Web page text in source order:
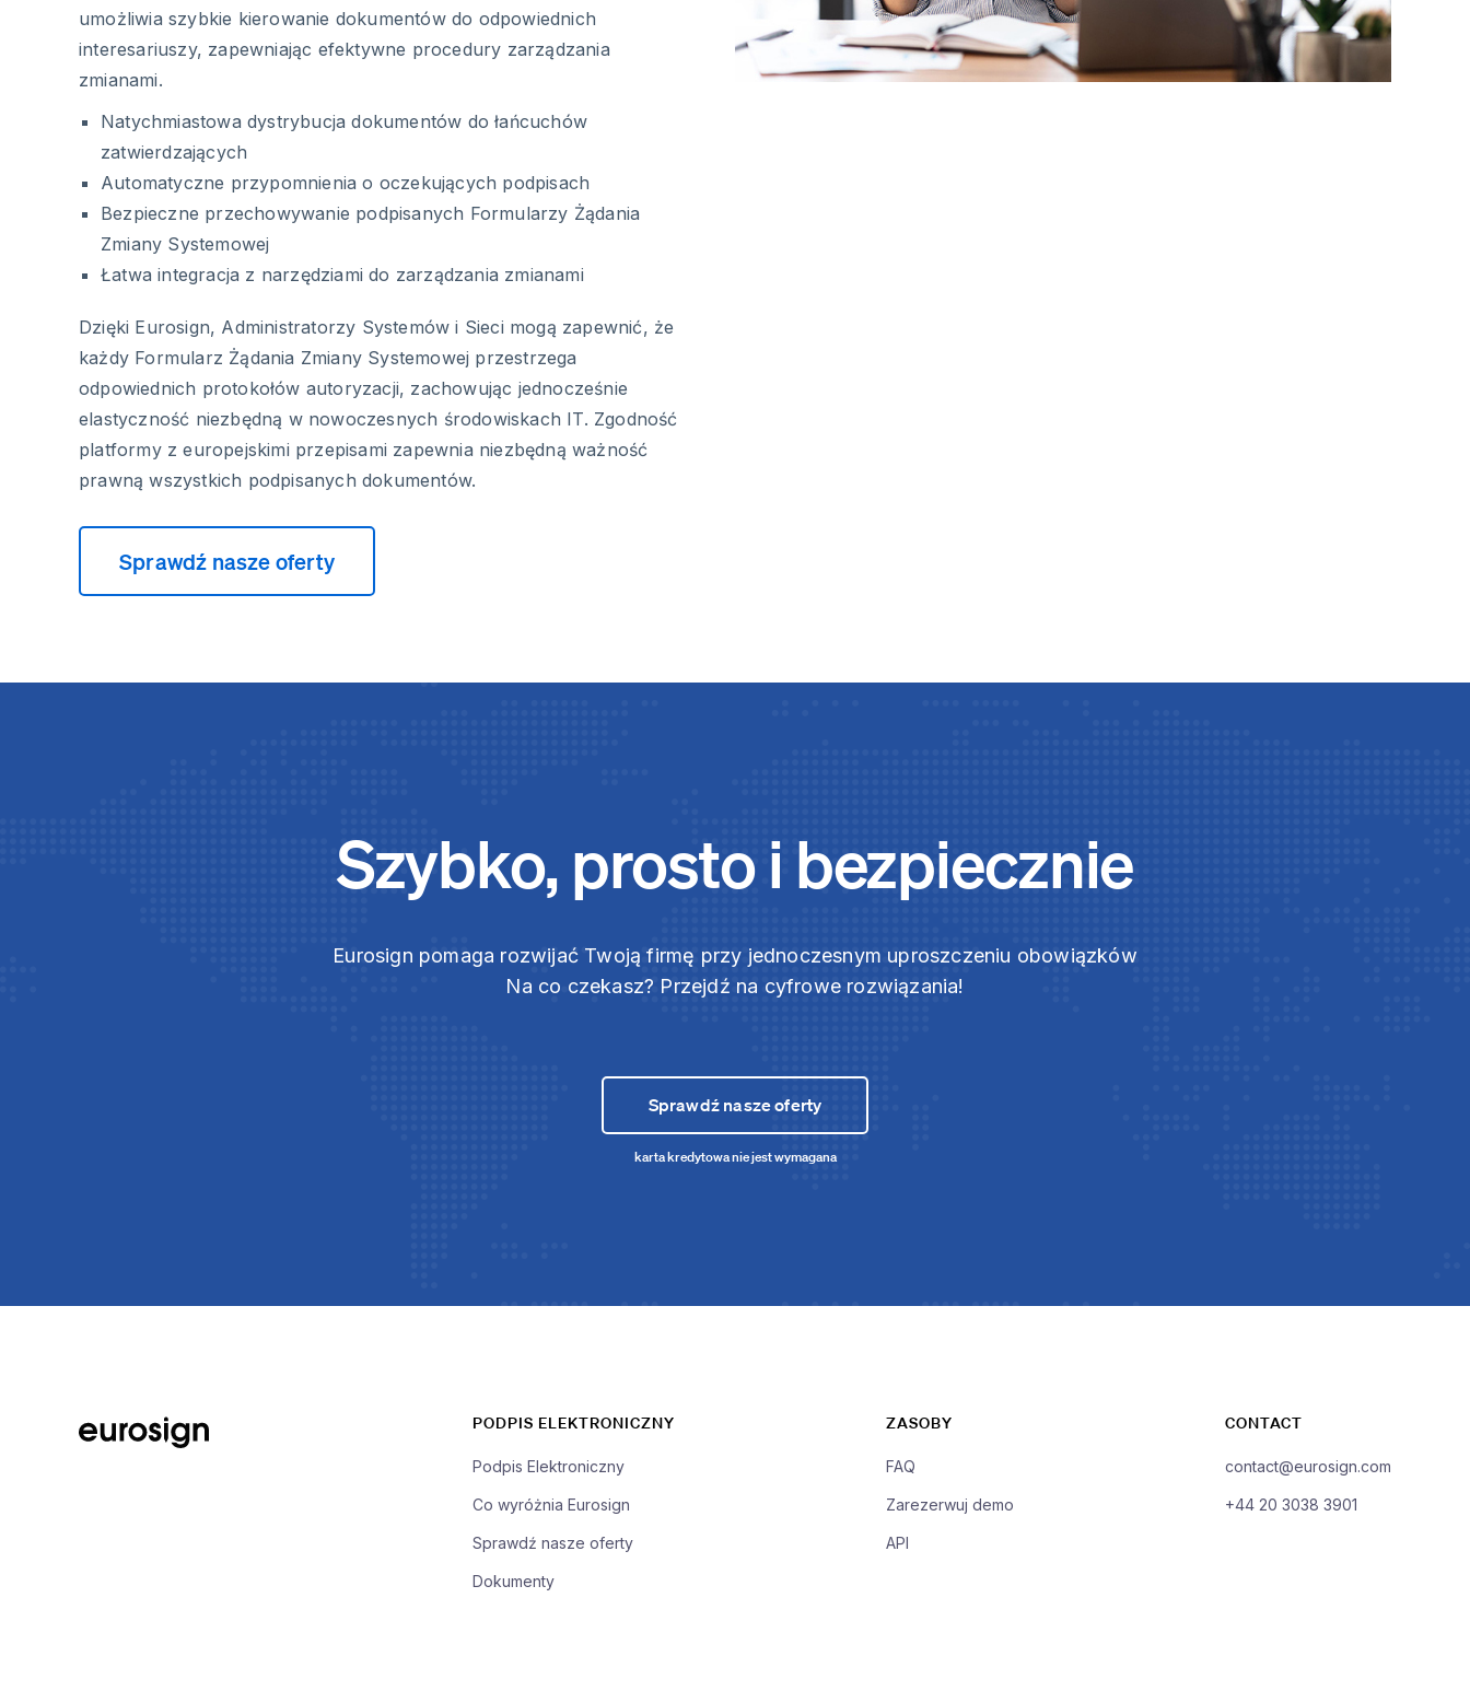
umożliwia szybkie kierowanie dokumentów do odpowiednich
interesariuszy, zapewniając efektywne procedury zarządzania
zmianami.
Natychmiastowa dystrybucja dokumentów do łańcuchów
zatwierdzających
Automatyczne przypomnienia o oczekujących podpisach
Bezpieczne przechowywanie podpisanych Formularzy Żądania
Zmiany Systemowej
Łatwa integracja z narzędziami do zarządzania zmianami
Dzięki Eurosign, Administratorzy Systemów i Sieci mogą zapewnić, że
każdy Formularz Żądania Zmiany Systemowej przestrzega
odpowiednich protokołów autoryzacji, zachowując jednocześnie
elastyczność niezbędną w nowoczesnych środowiskach IT. Zgodność
platformy z europejskimi przepisami zapewnia niezbędną ważność
prawną wszystkich podpisanych dokumentów.
Sprawdź nasze oferty
Szybko, prosto i bezpiecznie
Eurosign pomaga rozwijać Twoją firmę przy jednoczesnym uproszczeniu obowiązków
Na co czekasz? Przejdź na cyfrowe rozwiązania!
Sprawdź nasze oferty
karta kredytowa nie jest wymagana
PODPIS ELEKTRONICZNY
Podpis Elektroniczny
Co wyróżnia Eurosign
Sprawdź nasze oferty
Dokumenty
ZASOBY
FAQ
Zarezerwuj demo
API
CONTACT
contact@eurosign.com
+44 20 3038 3901